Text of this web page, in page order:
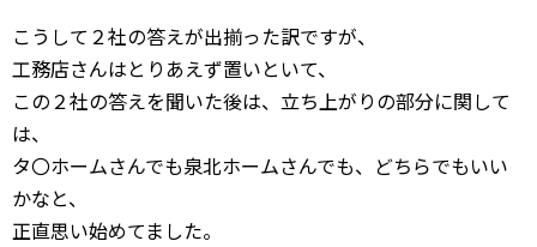
こうして２社の答えが出揃った訳ですが、
工務店さんはとりあえず置いといて、
この２社の答えを聞いた後は、立ち上がりの部分に関して
は、
タ〇ホームさんでも泉北ホームさんでも、どちらでもいい
かなと、
正直思い始めてました。